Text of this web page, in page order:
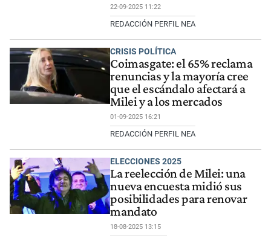
22-09-2025 11:22
REDACCIÓN PERFIL NEA
CRISIS POLÍTICA
Coimasgate: el 65% reclama
renuncias y la mayoría cree
que el escándalo afectará a
Milei y a los mercados
01-09-2025 16:21
REDACCIÓN PERFIL NEA
ELECCIONES 2025
La reelección de Milei: una
nueva encuesta midió sus
posibilidades para renovar
mandato
18-08-2025 13:15